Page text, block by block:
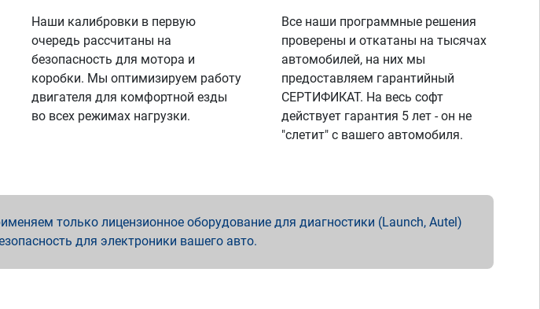
Наши калибровки в первую
очередь рассчитаны на
безопасность для мотора и
коробки. Мы оптимизируем работу
двигателя для комфортной езды
во всех режимах нагрузки.
Все наши программные решения
проверены и откатаны на тысячах
автомобилей, на них мы
предоставляем гарантийный
СЕРТИФИКАТ. На весь софт
действует гарантия 5 лет - он не
"слетит" с вашего автомобиля.
только лицензионное оборудование для диагностики (Launch, Autel)
для электроники вашего авто.